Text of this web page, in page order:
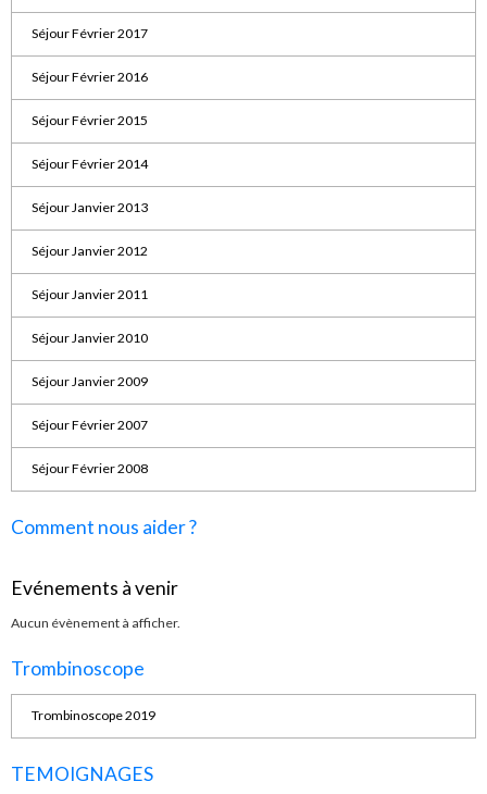
Séjour Février 2017
Séjour Février 2016
Séjour Février 2015
Séjour Février 2014
Séjour Janvier 2013
Séjour Janvier 2012
Séjour Janvier 2011
Séjour Janvier 2010
Séjour Janvier 2009
Séjour Février 2007
Séjour Février 2008
Comment nous aider ?
Evénements à venir
Aucun évènement à afficher.
Trombinoscope
Trombinoscope 2019
TEMOIGNAGES